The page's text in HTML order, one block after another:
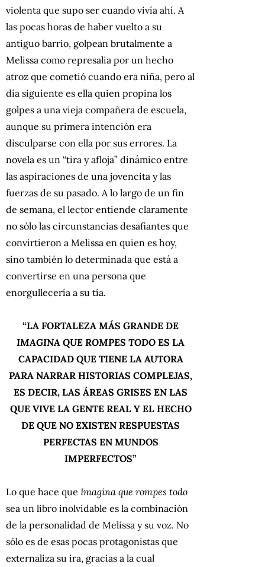
violenta que supo ser cuando vivía ahí. A
las pocas horas de haber vuelto a su
antiguo barrio, golpean brutalmente a
Melissa como represalia por un hecho
atroz que cometió cuando era niña, pero al
día siguiente es ella quien propina los
golpes a una vieja compañera de escuela,
aunque su primera intención era
disculparse con ella por sus errores. La
novela es un “tira y afloja” dinámico entre
las aspiraciones de una jovencita y las
fuerzas de su pasado. A lo largo de un fin
de semana, el lector entiende claramente
no sólo las circunstancias desafiantes que
convirtieron a Melissa en quien es hoy,
sino también lo determinada que está a
convertirse en una persona que
enorgullecería a su tía.
“LA FORTALEZA MÁS GRANDE DE
IMAGINA QUE ROMPES TODO ES LA
CAPACIDAD QUE TIENE LA AUTORA
PARA NARRAR HISTORIAS COMPLEJAS,
ES DECIR, LAS ÁREAS GRISES EN LAS
QUE VIVE LA GENTE REAL Y EL HECHO
DE QUE NO EXISTEN RESPUESTAS
PERFECTAS EN MUNDOS
IMPERFECTOS”
Lo que hace que Imagina que rompes todo
sea un libro inolvidable es la combinación
de la personalidad de Melissa y su voz. No
sólo es de esas pocas protagonistas que
externaliza su ira, gracias a la cual